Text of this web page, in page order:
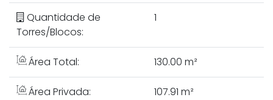
Quantidade de
Torres/Blocos:
1
Área Total: 130.00 m²
Área Privada: 107.91 m²